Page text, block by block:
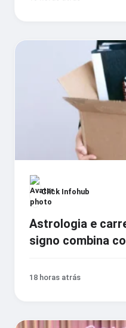
Click Infohub
Astrologia e
signo combina
18 horas atrás